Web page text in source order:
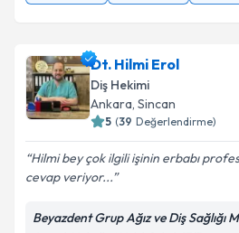
Dt. Hilmi Erol
Diş Hekimi
Ankara, Sincan
5 (39 Değerlendirme)
Hilmi bey çok ilgili işinin erbabı
cevap veriyor...
Beyazdent Grup Ağız ve Diş Sağlığı